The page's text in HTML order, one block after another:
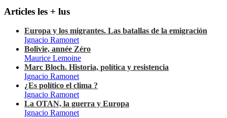
Articles les + lus
Europa y los migrantes. Las batallas de la emigración
Ignacio Ramonet
Bolivie, année Zéro
Maurice Lemoine
Marc Bloch. Historia, política y resistencia
Ignacio Ramonet
¿Es político el clima ?
Ignacio Ramonet
La OTAN, la guerra y Europa
Ignacio Ramonet